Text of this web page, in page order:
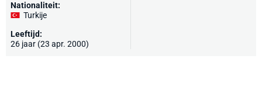
Nationaliteit:
Turkije
Leeftijd:
26 jaar (23 apr. 2000)